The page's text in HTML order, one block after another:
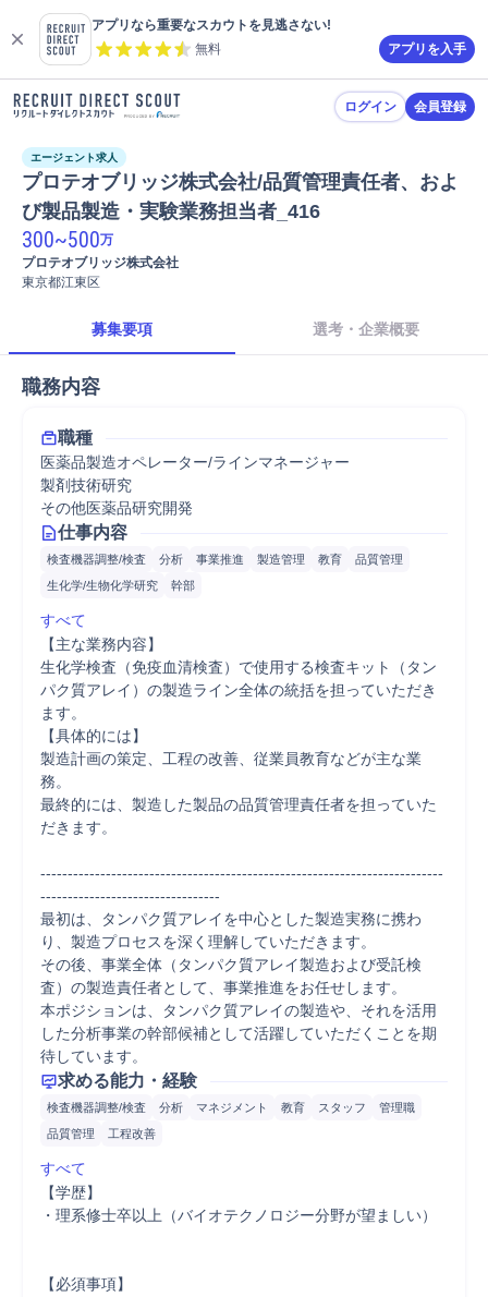
アプリなら重要なスカウトを見逃さない!
無料
アプリを入手
ログイン 会員登録
エージェント求人
プロテオブリッジ株式会社/品質管理責任者、およ
び製品製造・実験業務担当者_416
300~500万
プロテオブリッジ株式会社
東京都江東区
募集要項 選考・企業概要
職務内容
職種
医薬品製造オペレーター/ラインマネージャー
製剤技術研究
その他医薬品研究開発
仕事内容
検査機器調整/検査 分析 事業推進 製造管理 教育
品質管理
生化学/生物化学研究
幹部
すべて
【主な業務内容】
生化学検査（免疫血清検査）で使用する検査キット（タン
パク質アレイ）の製造ライン全体の統括を担っていただき
ます。
【具体的には】
製造計画の策定、工程の改善、従業員教育などが主な業
務。
最終的には、製造した製品の品質管理責任者を担っていた
だきます。
--------------------------------------------------------------------------
---------------------------------
最初は、タンパク質アレイを中心とした製造実務に携わ
り、製造プロセスを深く理解していただきます。
その後、事業全体（タンパク質アレイ製造および受託検
査）の製造責任者として、事業推進をお任せします。
本ポジションは、タンパク質アレイの製造や、それを活用
した分析事業の幹部候補として活躍していただくことを期
待しています。
求める能力・経験
検査機器調整/検査 分析 マネジメント 教育 スタッフ
管理職
品質管理
工程改善
すべて
【学歴】
・理系修士卒以上（バイオテクノロジー分野が望ましい）
【必須事項】